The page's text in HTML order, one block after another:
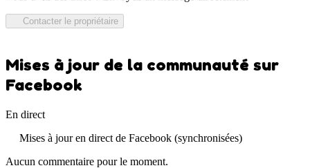
Contacter le propriétaire
Mises à jour de la communauté sur
Facebook
En direct
Mises à jour en direct de Facebook (synchronisées)
Aucun commentaire pour le moment.